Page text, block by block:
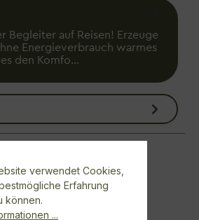
Begleiter auf Reisen! Erzeuge
Energieverbrauch warmes
den Komfo…
verwendet Cookies,
Erfahrung
können.
...